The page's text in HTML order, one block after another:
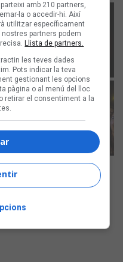
amb 210 partners,
la o accedir-hi. Així
utilitzar específicament
partners podem
Llista de partners.
les teves dades
Pots indicar la teva
gestionant les opcions
pàgina o al menú del lloc
retirar el consentiment a la